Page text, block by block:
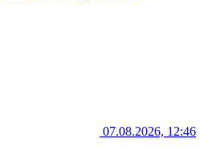
07.08.2026, 12:46